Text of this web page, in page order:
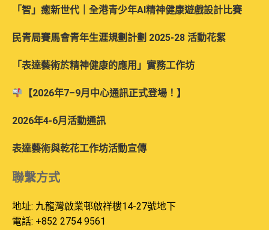
「智」癒新世代｜全港青少年AI精神健康遊戲設計比賽
民青局賽馬會青年生涯規劃計劃 2025-28 活動花絮
「表達藝術於精神健康的應用」實務工作坊
【2026年7–9月中心通訊正式登場！】
2026年4-6月活動通訊
表達藝術與乾花工作坊活動宣傳
聯繫方式
地址: 九龍灣啟業邨啟祥樓14-27號地下
電話: +852 2754 9561